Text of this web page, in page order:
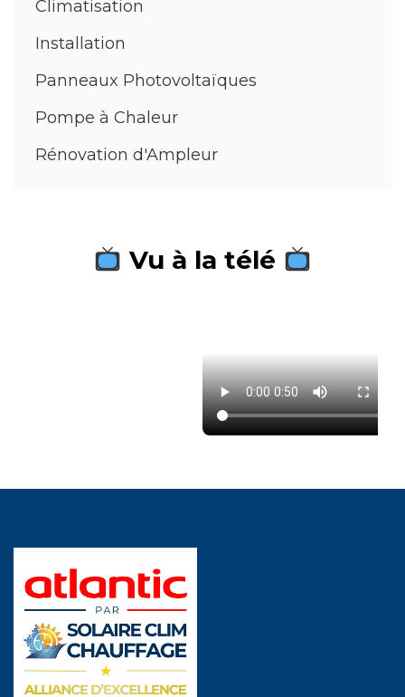
Climatisation
Installation
Panneaux Photovoltaïques
Pompe à Chaleur
Rénovation d'Ampleur
Vu à la télé